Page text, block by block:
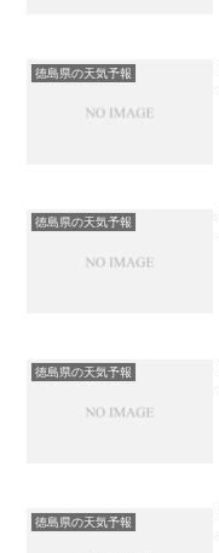
徳島県の天気予報
徳島県の天気予報
徳島県の天気予報
徳島県の天気予報